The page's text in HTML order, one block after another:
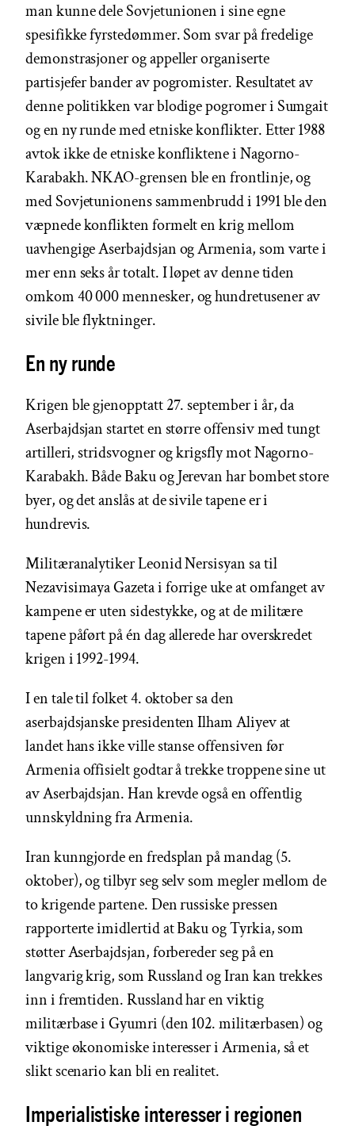
man kunne dele Sovjetunionen i sine egne
spesifikke fyrstedømmer. Som svar på fredelige
demonstrasjoner og appeller organiserte
partisjefer bander av pogromister. Resultatet av
denne politikken var blodige pogromer i Sumgait
og en ny runde med etniske konflikter. Etter 1988
avtok ikke de etniske konfliktene i Nagorno-
Karabakh. NKAO-grensen ble en frontlinje, og
med Sovjetunionens sammenbrudd i 1991 ble den
væpnede konflikten formelt en krig mellom
uavhengige Aserbajdsjan og Armenia, som varte i
mer enn seks år totalt. I løpet av denne tiden
omkom 40 000 mennesker, og hundretusener av
sivile ble flyktninger.
En ny runde
Krigen ble gjenopptatt 27. september i år, da
Aserbajdsjan startet en større offensiv med tungt
artilleri, stridsvogner og krigsfly mot Nagorno-
Karabakh. Både Baku og Jerevan har bombet store
byer, og det anslås at de sivile tapene er i
hundrevis.
Militæranalytiker Leonid Nersisyan sa til
Nezavisimaya Gazeta i forrige uke at omfanget av
kampene er uten sidestykke, og at de militære
tapene påført på én dag allerede har overskredet
krigen i 1992-1994.
I en tale til folket 4. oktober sa den
aserbajdsjanske presidenten Ilham Aliyev at
landet hans ikke ville stanse offensiven før
Armenia offisielt godtar å trekke troppene sine ut
av Aserbajdsjan. Han krevde også en offentlig
unnskyldning fra Armenia.
Iran kunngjorde en fredsplan på mandag (5.
oktober), og tilbyr seg selv som megler mellom de
to krigende partene. Den russiske pressen
rapporterte imidlertid at Baku og Tyrkia, som
støtter Aserbajdsjan, forbereder seg på en
langvarig krig, som Russland og Iran kan trekkes
inn i fremtiden. Russland har en viktig
militærbase i Gyumri (den 102. militærbasen) og
viktige økonomiske interesser i Armenia, så et
slikt scenario kan bli en realitet.
Imperialistiske interesser i regionen